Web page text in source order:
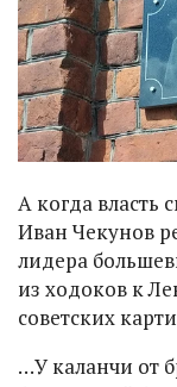
А когда власть
Иван Чекунов
лидера
из ходоков к
советских
…У каланчи от